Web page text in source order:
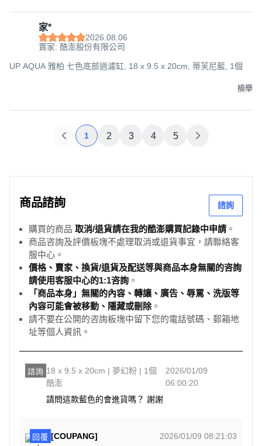
家*
2026.08.06
賣家: 酷澎股份有限公司
UP AQUA 雅柏 七色底部過濾缸, 18 x 9.5 x 20cm, 蒂芙尼藍, 1個
檢舉
1 2 3 4 5
商品諮詢 諮詢
購買的商品 取消/退貨請在我的酷澎購買記錄中申請 。
商品咨詢及評價板塊不處理取消或退貨事宜，請聯絡客
服中心。
價格、賣家、換貨/退貨及配送等與商品本身無關的咨詢
請使用客服中心的1:1咨詢 。
「商品本身」無關的內容、轉讓、廣告、辱罵、洗版等
內容可能會被移動、隱藏或刪除。
請不要在公開的咨詢板塊中留下您的電話號碼、郵箱地
址等個人資訊。
諮詢 18 x 9.5 x 20cm | 夢幻粉 | 1個
酷澎
2026/01/09
06:00:20
請問這款藍色的會進貨嗎？ 謝謝
回覆 [COUPANG] 2026/01/09 08:21:03